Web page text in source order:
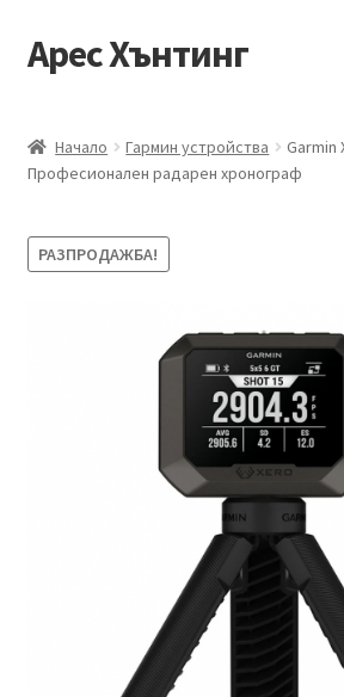
Skip
to
Skip
to
Арес Хънтинг
Ризи
Блузи
Термални и нощни уреди
Гармин устройства
GPS устройства
Начало Гармин устройства
Garmin
Професионален радарен хронограф
РАЗПРОДАЖБА!